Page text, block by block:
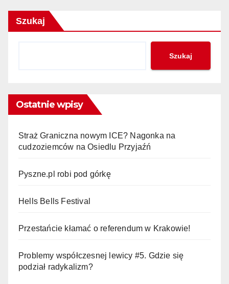
Szukaj
Szukaj
Ostatnie wpisy
Straż Graniczna nowym ICE? Nagonka na
cudzoziemców na Osiedlu Przyjaźń
Pyszne.pl robi pod górkę
Hells Bells Festival
Przestańcie kłamać o referendum w Krakowie!
Problemy współczesnej lewicy #5. Gdzie się
podział radykalizm?